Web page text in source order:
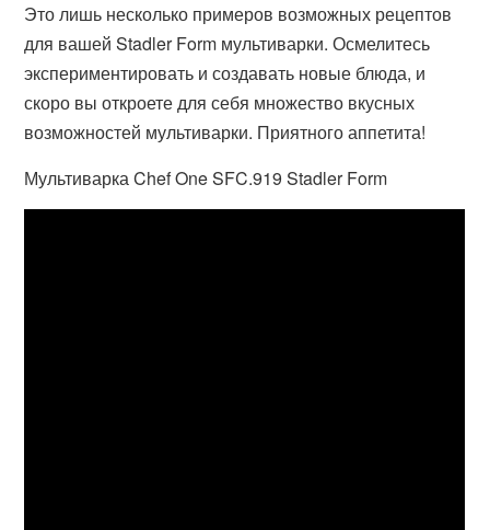
Это лишь несколько примеров возможных рецептов
для вашей Stadler Form мультиварки. Осмелитесь
экспериментировать и создавать новые блюда, и
скоро вы откроете для себя множество вкусных
возможностей мультиварки. Приятного аппетита!
Мультиварка Chef One SFC.919 Stadler Form